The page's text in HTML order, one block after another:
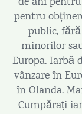
pentru
public,
minorilor
Europa. Iarbă
vânzare în
în Olanda.
Cumpărați